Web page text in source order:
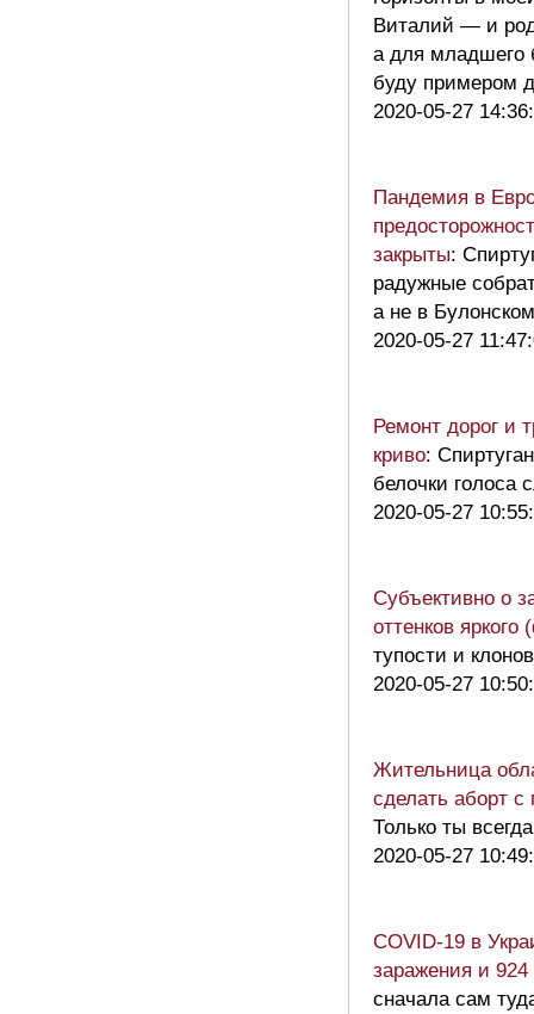
Виталий — и
а для младшего
буду примером
2020-05-27
Пандемия в
закрыты:
радужные
а не в
2020-05-27
Ремонт дорог и
криво:
белочки
2020-05-27
Субъективно о
оттенков яркого
тупости и
2020-05-27
Жительница
сделать аборт
Только ты
2020-05-27
COVID-19 в
заражения и 924
сначала сам